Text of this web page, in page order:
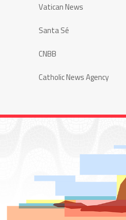
Vatican News
Santa Sé
CNBB
Catholic News Agency